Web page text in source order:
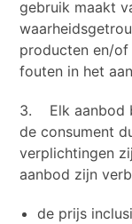
gebruik maakt
producten en/of
fouten in het
3. Elk aanbod
de consument
verplichtingen
aanbod zijn
de prijs